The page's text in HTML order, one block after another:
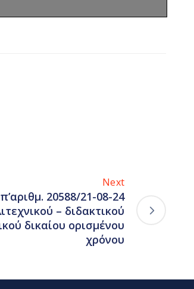
Next
20588/21-08-24
– διδακτικού
δικαίου ορισμένου
χρόνου